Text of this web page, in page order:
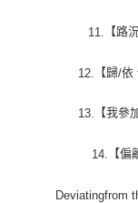
11. 【路
12. 【歸/依
13. 【我參
14. 【
Deviatingfrom